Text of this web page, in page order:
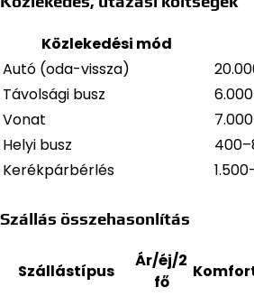
Közlekedési mód
Autó (oda-vissza)
Távolsági busz
Vonat
Helyi busz
Kerékpárbérlés
Szállás összehasonlítás
Szállástípus
Ár/éj/2
fő